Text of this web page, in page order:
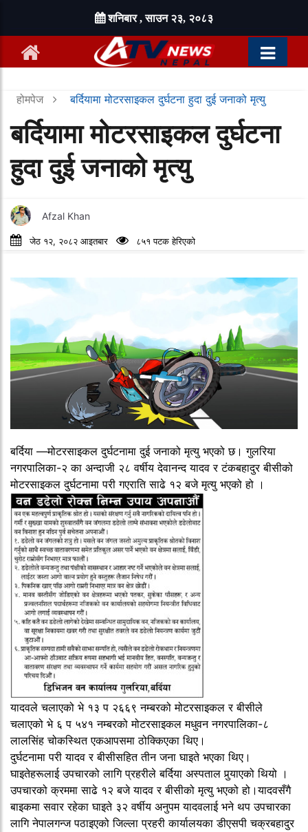
शनिबार , साउन २३, २०८३
होमपेज बर्दियामा मोटरसाइकल दुर्घटना हुदा दुई जनाको मृत्यु
बर्दियामा मोटरसाइकल दुर्घटना
हुदा दुई जनाको मृत्यु
Afzal Khan
जेठ १२, २०८२ आइतबार ८५१ पटक हेरिएको
‌बर्दिया —मोटरसाइकल दुर्घटनामा दुई जनाको मृत्यु भएको छ। गुलरिया
नगरपालिका-२ का अन्दाजी २८ वर्षीय देवानन्द यादव र टंकबहादुर बीसीको
मोटरसाइकल दुर्घटनामा परी गएराति साढे १२ बजे मृत्यु भएको हो ।
यादवले चलाएको भे १३ प २६६९ नम्बरको मोटरसाइकल र बीसीले
चलाएको भे ६ प ५४१ नम्बरको मोटरसाइकल मधुवन नगरपालिका-८
लालसिंह चोकस्थित एकआपसमा ठोक्किएका थिए।
दुर्घटनामा परी यादव र बीसीसहित तीन जना घाइते भएका थिए।
घाइतेहरूलाई उपचारको लागि प्रहरीले बर्दिया अस्पताल पुर्‍याएको थियो ।
उपचारको क्रममा साढे १२ बजे यादव र बीसीको मृत्यु भएको हो।यादवसँगै
बाइकमा सवार रहेका घाइते ३२ वर्षीय अनुपम यादवलाई भने थप उपचारका
लागि नेपालगन्ज पठाइएको जिल्ला प्रहरी कार्यालयका डीएसपी चक्रबहादुर